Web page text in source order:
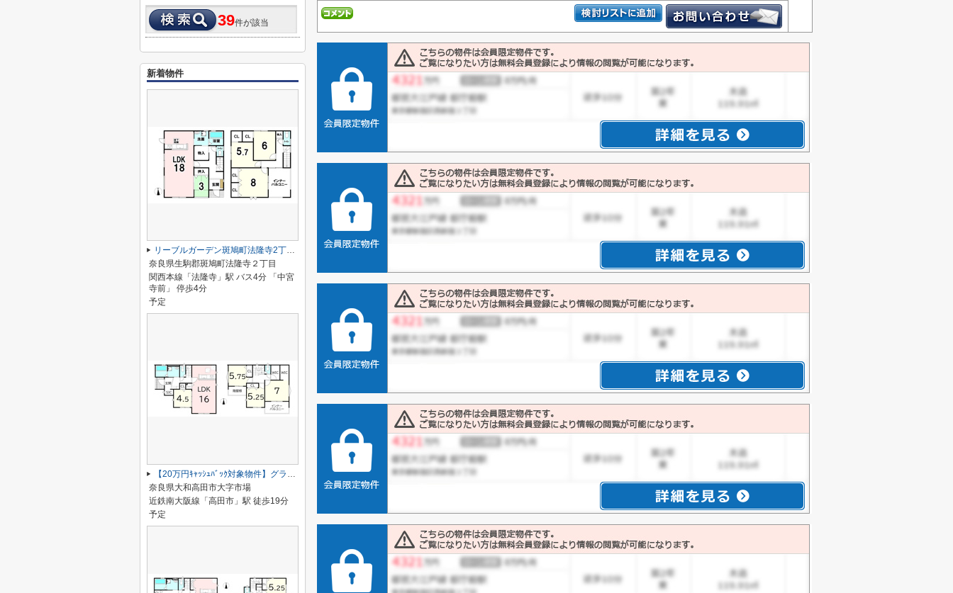
39件が該当
新着物件
リーブルガーデン斑鳩町法隆寺2丁目 全2棟 2号棟
奈良県生駒郡斑鳩町法隆寺２丁目
関西本線「法隆寺」駅 バス4分 「中宮
寺前」 停歩4分
予定
【20万円ｷｬｯｼｭﾊﾞｯｸ対象物件】グラファーレ大和高田市市場5期 全6棟 5号棟
奈良県大和高田市大字市場
近鉄南大阪線「高田市」駅 徒歩19分
予定